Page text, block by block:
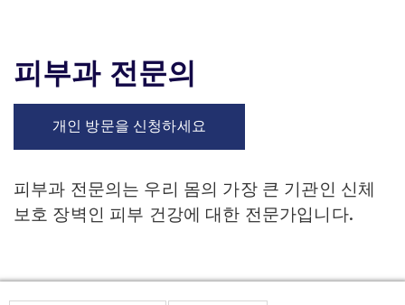
피부과 전문의
개인 방문을 신청하세요
피부과 전문의는 우리 몸의 가장 큰 기관인 신체
보호 장벽인 피부 건강에 대한 전문가입니다.